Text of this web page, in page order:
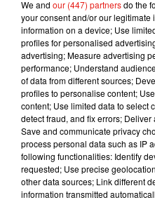
Ce jeudi 30 avril, le
officiellement le premier cas
Musique
6 août 2026
Il y a 10
We and our (447) partnersdo the
your consent and/or our legitimate
information on a device; Use
profiles for personalised
advertising; Measure advertising
performance; Understand
of data from different sources;
profiles to personalise content;
content; Use limited data to select
detect fraud, and fix errors;
Save and communicate privacy
process personal data such as IP
following functionalities: Identify
requested; Use precise
other data sources; Link different
information transmitted